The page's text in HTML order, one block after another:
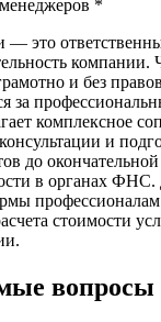
*
— это
компании.
и без
за
комплексное
и
до
в органах ФНС.
стоимости
вопросы